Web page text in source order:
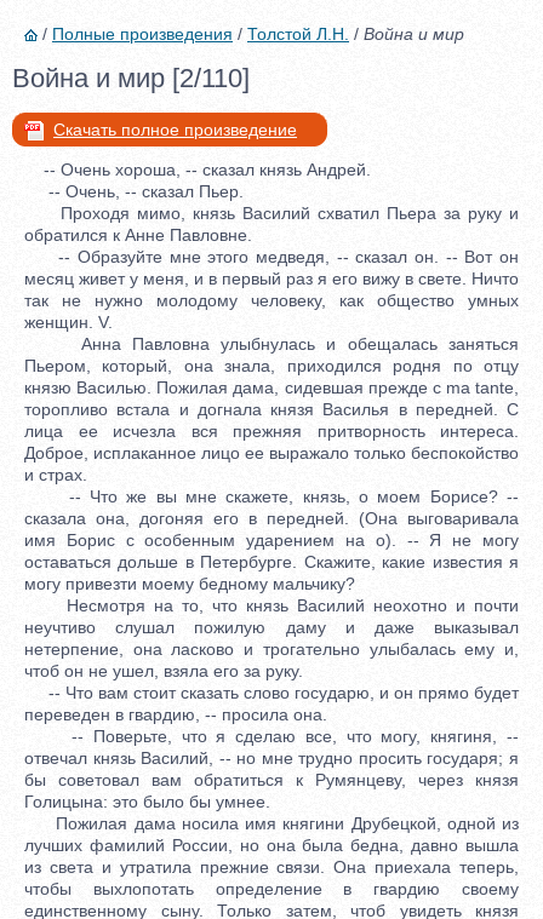
/ Полные произведения / Толстой Л.Н. / Война и мир
Война и мир [2/110]
Скачать полное произведение
-- Очень хороша, -- сказал князь Андрей.
-- Очень, -- сказал Пьер.
Проходя мимо, князь Василий схватил Пьера за руку и
обратился к Анне Павловне.
-- Образуйте мне этого медведя, -- сказал он. -- Вот он
месяц живет у меня, и в первый раз я его вижу в свете. Ничто
так не нужно молодому человеку, как общество умных
женщин. V.
Анна Павловна улыбнулась и обещалась заняться
Пьером, который, она знала, приходился родня по отцу
князю Василью. Пожилая дама, сидевшая прежде с ma tante,
торопливо встала и догнала князя Василья в передней. С
лица ее исчезла вся прежняя притворность интереса.
Доброе, исплаканное лицо ее выражало только беспокойство
и страх.
-- Что же вы мне скажете, князь, о моем Борисе? --
сказала она, догоняя его в передней. (Она выговаривала
имя Борис с особенным ударением на о). -- Я не могу
оставаться дольше в Петербурге. Скажите, какие известия я
могу привезти моему бедному мальчику?
Несмотря на то, что князь Василий неохотно и почти
неучтиво слушал пожилую даму и даже выказывал
нетерпение, она ласково и трогательно улыбалась ему и,
чтоб он не ушел, взяла его за руку.
-- Что вам стоит сказать слово государю, и он прямо будет
переведен в гвардию, -- просила она.
-- Поверьте, что я сделаю все, что могу, княгиня, --
отвечал князь Василий, -- но мне трудно просить государя; я
бы советовал вам обратиться к Румянцеву, через князя
Голицына: это было бы умнее.
Пожилая дама носила имя княгини Друбецкой, одной из
лучших фамилий России, но она была бедна, давно вышла
из света и утратила прежние связи. Она приехала теперь,
чтобы выхлопотать определение в гвардию своему
единственному сыну. Только затем, чтоб увидеть князя